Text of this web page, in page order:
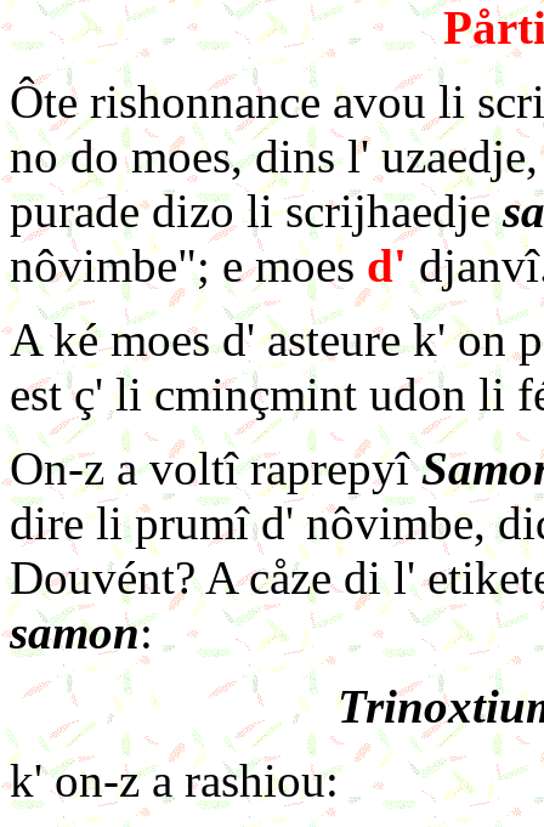
Ôte rishonnance avou li
no do moes, dins l'
purade dizo li scrijhaedje
nôvimbe"; e moes d'
A ké moes d' asteure k' on
est ç' li cminçmint udon li
On-z a voltî raprepyî
dire li prumî d' nôvimbe,
Douvént? A cåze di l'
samon:
k' on-z a rashiou: